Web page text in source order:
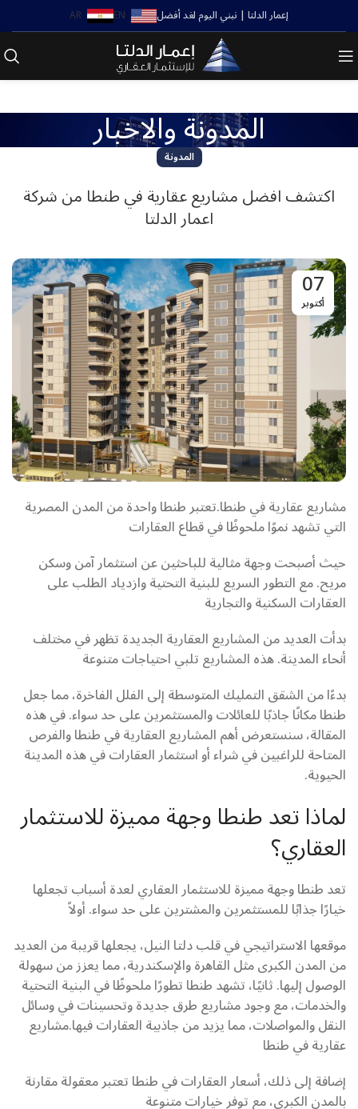
إعمار الدلتا | نبني اليوم لغد أفضل EN
AR
المدونة والاخبار
المدونة
اكتشف افضل مشاريع عقارية في طنطا من شركة
اعمار الدلتا
07
أكتوبر
مشاريع عقارية في طنطا.تعتبر طنطا واحدة من المدن المصرية
التي تشهد نموًا ملحوظًا في قطاع العقارات
حيث أصبحت وجهة مثالية للباحثين عن استثمار آمن وسكن
مريح. مع التطور السريع للبنية التحتية وازدياد الطلب على
العقارات السكنية والتجارية
بدأت العديد من المشاريع العقارية الجديدة تظهر في مختلف
أنحاء المدينة. هذه المشاريع تلبي احتياجات متنوعة
بدءًا من الشقق التمليك المتوسطة إلى الفلل الفاخرة، مما جعل
طنطا مكانًا جاذبًا للعائلات والمستثمرين على حد سواء. في هذه
المقالة، سنستعرض أهم المشاريع العقارية في طنطا والفرص
المتاحة للراغبين في شراء أو استثمار العقارات في هذه المدينة
الحيوية.
لماذا تعد طنطا وجهة مميزة للاستثمار
العقاري؟
تعد طنطا وجهة مميزة للاستثمار العقاري لعدة أسباب تجعلها
خيارًا جذابًا للمستثمرين والمشترين على حد سواء. أولاً
موقعها الاستراتيجي في قلب دلتا النيل، يجعلها قريبة من العديد
من المدن الكبرى مثل القاهرة والإسكندرية، مما يعزز من سهولة
الوصول إليها. ثانيًا، تشهد طنطا تطورًا ملحوظًا في البنية التحتية
والخدمات، مع وجود مشاريع طرق جديدة وتحسينات في وسائل
النقل والمواصلات، مما يزيد من جاذبية العقارات فيها.مشاريع
عقارية في طنطا
إضافة إلى ذلك، أسعار العقارات في طنطا تعتبر معقولة مقارنة
بالمدن الكبرى، مع توفر خيارات متنوعة